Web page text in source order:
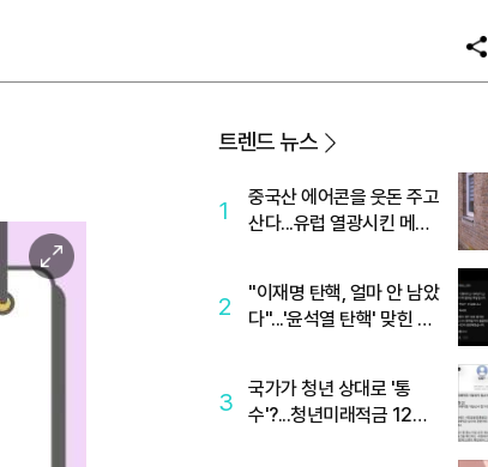
공
이
미
트렌드 뉴스
1
중국산 에어콘을 웃돈 주고
산다...유럽 열광시킨 메이
2
"이재명 탄핵, 얼마 안 남았
다"...'윤석열 탄핵' 맞힌 무
3
국가가 청년 상대로 '통
수'?...청년미래적금 12%